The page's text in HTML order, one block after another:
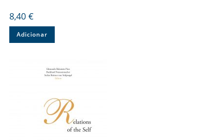
8,40 €
Adicionar